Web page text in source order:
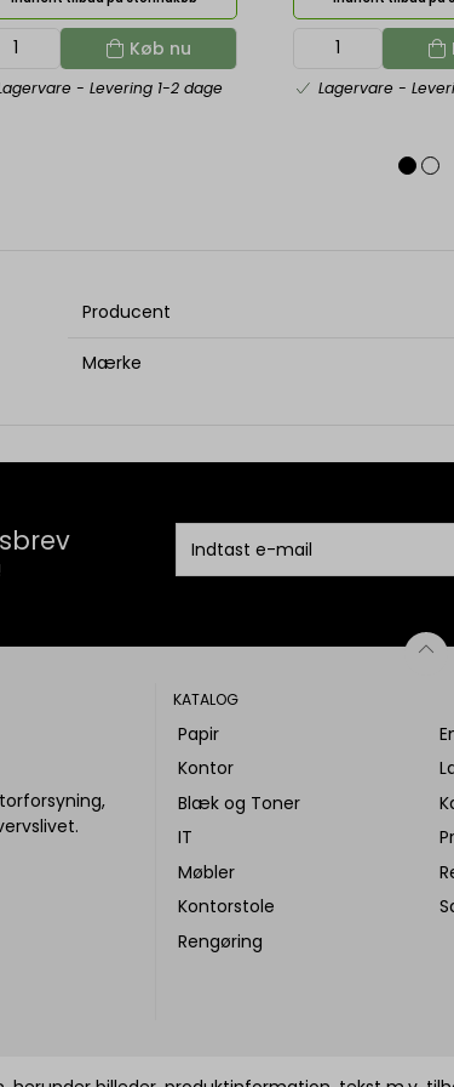
Køb nu
- Levering 1-2 dage Lagervare -
Producent
Mærke
KATALOG
Papir
Kontor
Blæk og Toner
IT
Møbler
Kontorstole
Rengøring